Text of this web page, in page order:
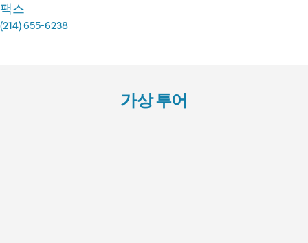
팩스
(214) 655-6238
가상 투어